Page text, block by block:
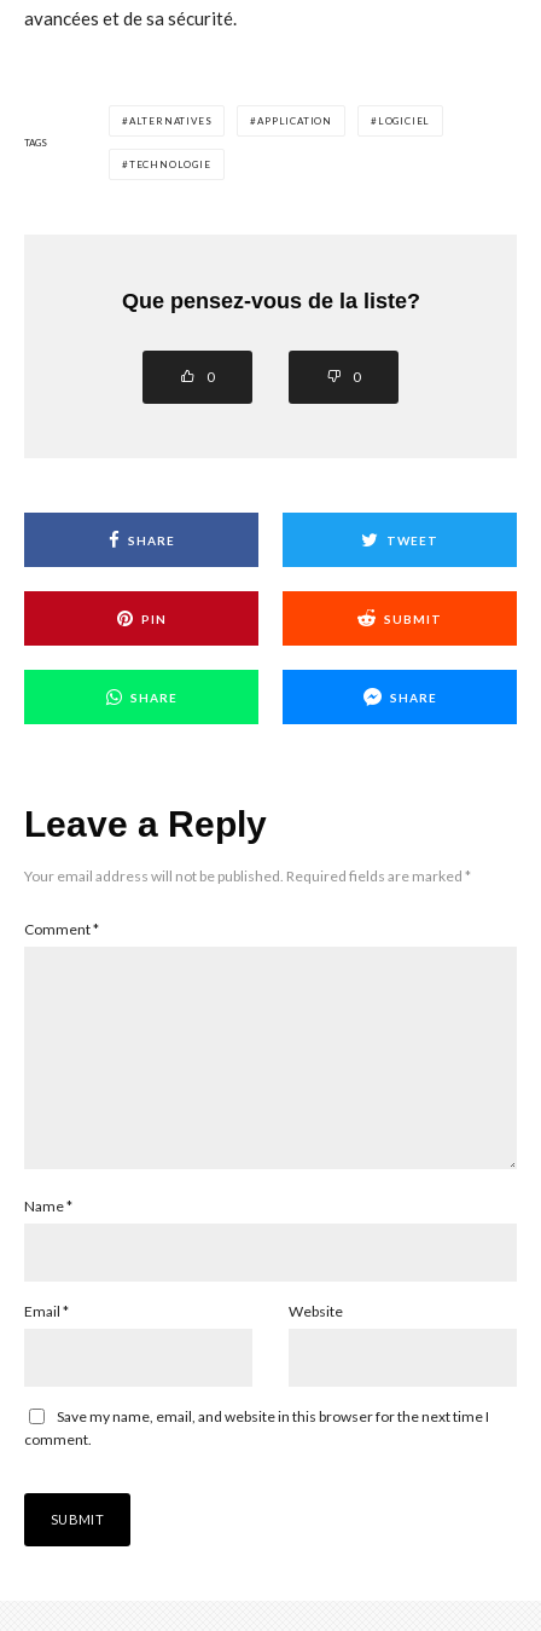
avancées et de sa sécurité.
TAGS
ALTERNATIVES APPLICATION LOGICIEL
TECHNOLOGIE
Que pensez-vous de la liste?
0 0
SHARE TWEET
PIN SUBMIT
SHARE SHARE
Leave a Reply
Your email address will not be published. Required fields are marked *
Comment*
Name*
Email * Website
Save my name, email, and website in this browser for the next time I
comment.